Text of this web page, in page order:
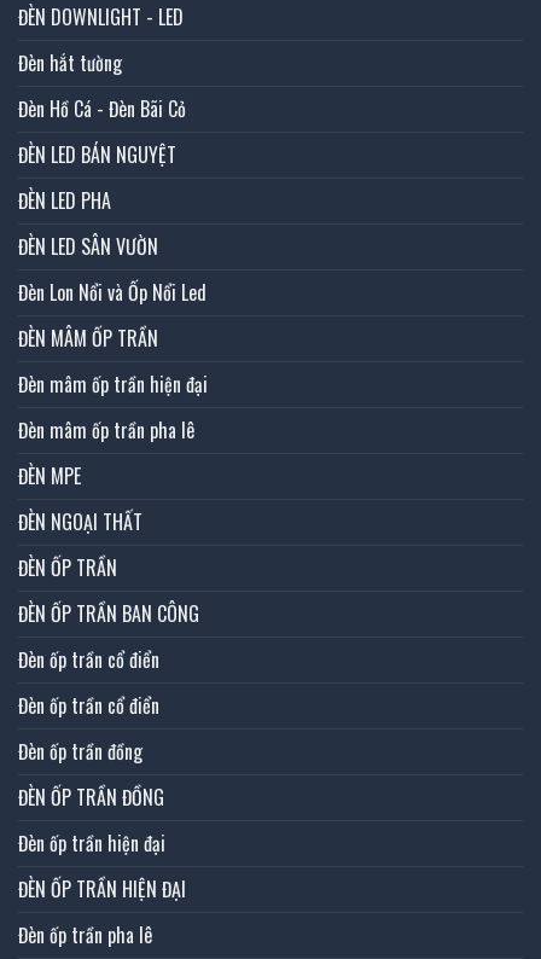
ĐÈN DOWNLIGHT - LED
Đèn hắt tường
Đèn Hồ Cá - Đèn Bãi Cỏ
ĐÈN LED BÁN NGUYỆT
ĐÈN LED PHA
ĐÈN LED SÂN VƯỜN
Đèn Lon Nổi và Ốp Nổi Led
ĐÈN MÂM ỐP TRẦN
Đèn mâm ốp trần hiện đại
Đèn mâm ốp trần pha lê
ĐÈN MPE
ĐÈN NGOẠI THẤT
ĐÈN ỐP TRẦN
ĐÈN ỐP TRẦN BAN CÔNG
Đèn ốp trần cổ điển
Đèn ốp trần cổ điển
Đèn ốp trần đồng
ĐÈN ỐP TRẦN ĐỒNG
Đèn ốp trần hiện đại
ĐÈN ỐP TRẦN HIỆN ĐẠI
Đèn ốp trần pha lê